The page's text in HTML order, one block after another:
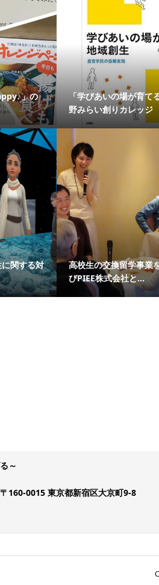
」の
「学びあいの場が育て
野みらい創りカレッ
関する対
高校生の交換留学事業
びPIEE株式会社と...
～
160-0015 東京都新宿区大京町9-8